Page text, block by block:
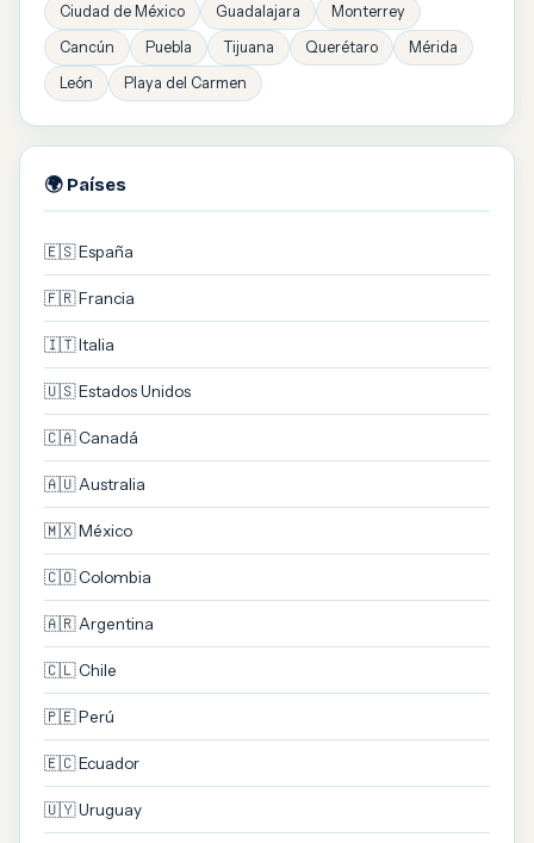
Ciudad de México Guadalajara
Monterrey
Cancún
Puebla Tijuana Querétaro
Mérida
León
Playa del Carmen
🌍 Países
🇪🇸 España
🇫🇷 Francia
🇮🇹 Italia
🇺🇸 Estados Unidos
🇨🇦 Canadá
🇦🇺 Australia
🇲🇽 México
🇨🇴 Colombia
🇦🇷 Argentina
🇨🇱 Chile
🇵🇪 Perú
🇪🇨 Ecuador
🇺🇾 Uruguay